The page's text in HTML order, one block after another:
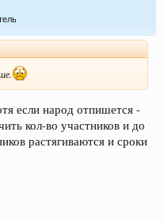
если народ отпишется -
кол-во участников и до
растягиваются и сроки